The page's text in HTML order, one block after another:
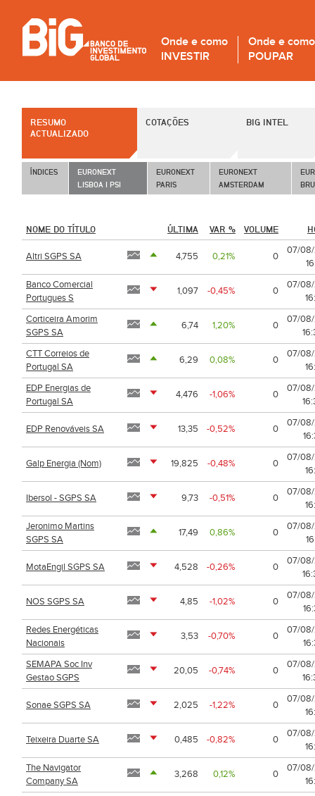
Onde e como
INVESTIR
Onde e como
POUPAR
RESUMO
ACTUALIZADO
COTAÇÕES BIG INTEL
ÍNDICES
EURONEXT
LISBOA | PSI
EURONEXT
PARIS
EURONEXT
AMSTERDAM
NOME DO TÍTULO ÚLTIMA VAR % VOLUME
Altri SGPS SA 4,755 0,21% 0
07/
Banco Comercial
Portugues S
1,097 -0,45% 0
07/
Corticeira Amorim
SGPS SA
6,74 1,20% 0
07/
CTT Correios de
Portugal SA
6,29 0,08% 0
07/
EDP Energias de
Portugal SA
4,476 -1,06% 0
07/
EDP Renováveis SA 13,35 -0,52% 0
07/
Galp Energia (Nom) 19,825 -0,48% 0
07/
Ibersol - SGPS SA 9,73 -0,51% 0
07/
Jeronimo Martins
SGPS SA
17,49 0,86% 0
07/
MotaEngil SGPS SA 4,528 -0,26% 0
07/
NOS SGPS SA 4,85 -1,02% 0
07/
Redes Energéticas
Nacionais
3,53 -0,70% 0
07/
SEMAPA Soc Inv
Gestao SGPS
20,05 -0,74% 0
07/
Sonae SGPS SA 2,025 -1,22% 0
07/
Teixeira Duarte SA 0,485 -0,82% 0
07/
The Navigator
Company SA
3,268 0,12% 0
07/